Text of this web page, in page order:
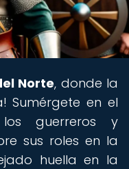
Norte, donde la
Sumérgete en el
guerreros y
sus roles en la
huella en la